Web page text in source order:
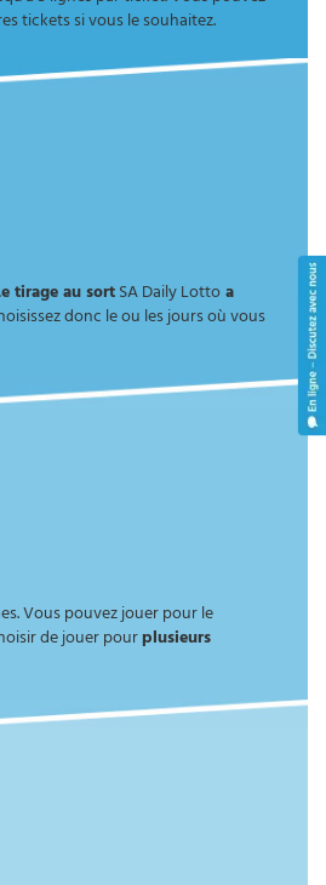
tickets si vous le souhaitez.
tirage au sortSA Daily Lottoa
donc le ou les jours où vous
Vous pouvez jouer pour le
de jouer pourplusieurs